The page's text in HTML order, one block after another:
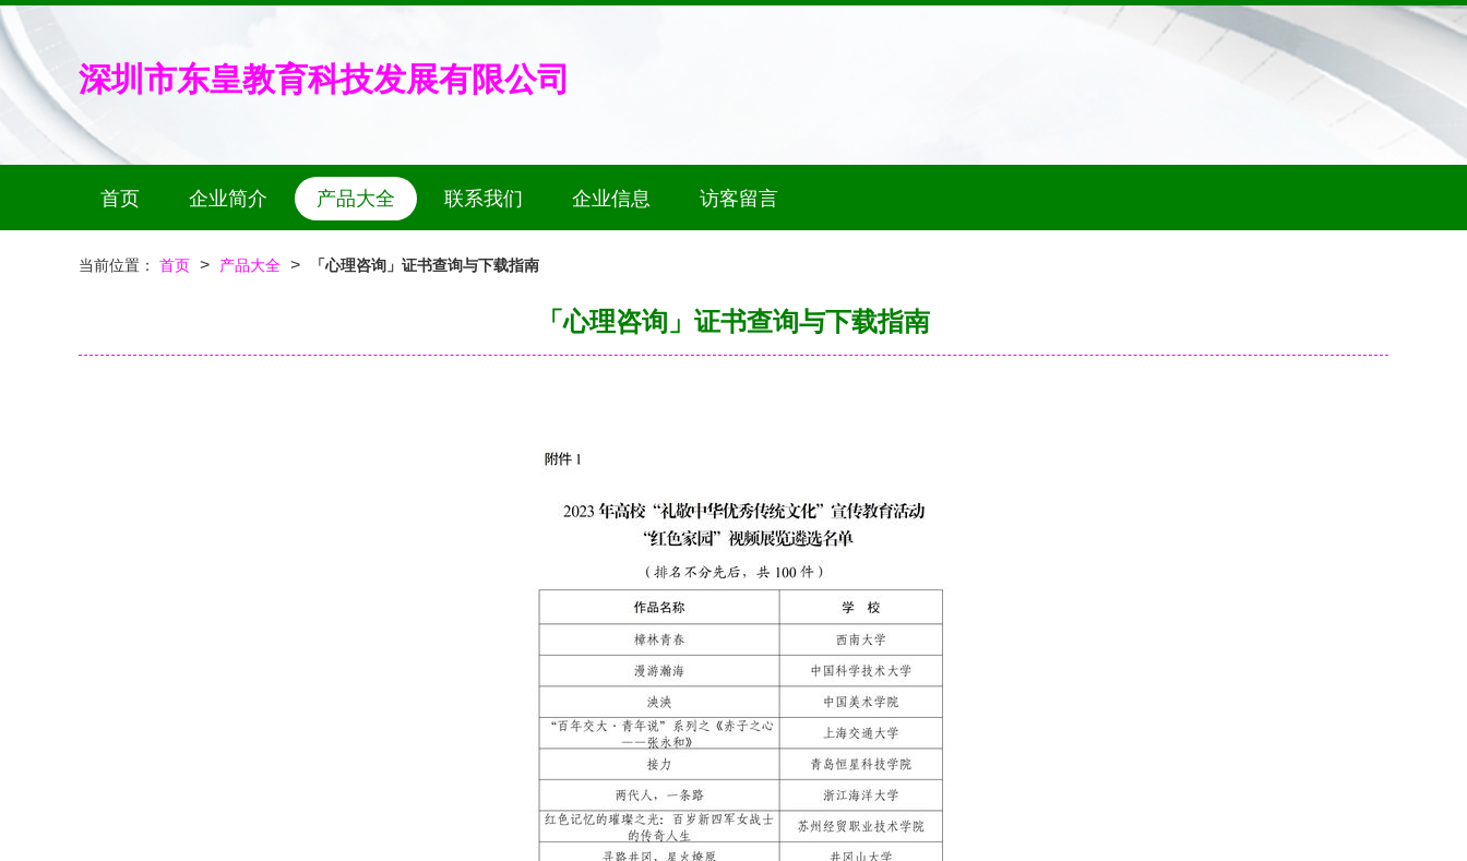
深圳市东皇教育科技发展有限公司
首页 企业简介 产品大全 联系我们 企业信息 访客留言
当前位置： 首页 > 产品大全 > 「心理咨询」证书查询与下载指南
「心理咨询」证书查询与下载指南